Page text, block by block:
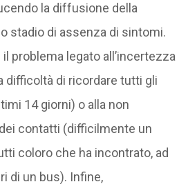
la diffusione della
stadio di assenza di sintomi.
problema legato all’incertezza
difficoltà di ricordare tutti gli
14 giorni) o alla non
contatti (difficilmente un
coloro che ha incontrato, ad
di un bus). Infine,